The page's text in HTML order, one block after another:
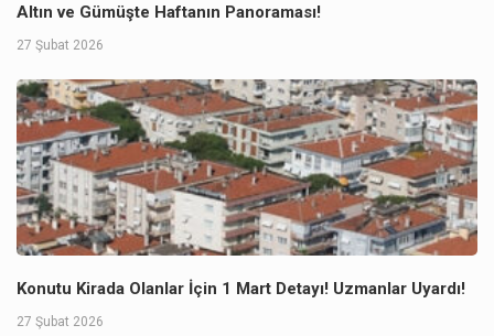
Altın ve Gümüşte Haftanın Panoraması!
27 Şubat 2026
Konutu Kirada Olanlar İçin 1 Mart Detayı! Uzmanlar Uyardı!
27 Şubat 2026